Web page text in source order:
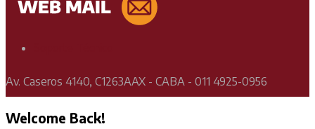
Av. Caseros 4140, C1263AAX - CABA - 011 4925-0956
Welcome Back!